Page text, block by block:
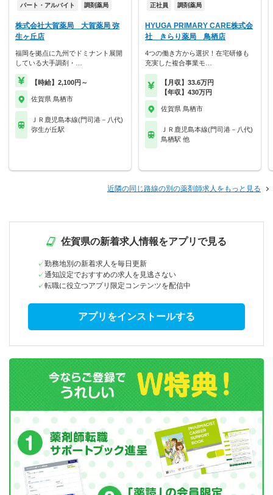
パート・アルバイト 調剤薬局
株式会社大賀薬局 大賀薬局 弥
生ヶ丘店
福岡を拠点に九州でドミナント展開
している大手調剤・…
【時給】2,100円～
佐賀県 鳥栖市
ＪＲ鹿児島本線(門司港－八代)
弥生が丘駅
正社員 調剤薬局
HYUGA PRIMARY CARE株式会
社 きらり薬局 鳥栖店
4つの働き方から選択！在宅研修も
充実した複合事業モ…
【月収】33.6万円
【年収】430万円
佐賀県 鳥栖市
ＪＲ鹿児島本線(門司港－八代)
鳥栖駅 他
近隣の同じ路線の別の薬剤師求人をもっと見る
佐賀県の新着求人情報をアプリで見る
勤務地別の新着求人を毎日更新
通知設定でおすすめの求人を見逃さない
転職に役立つアプリ限定コンテンツを配信中
アプリをインストールする